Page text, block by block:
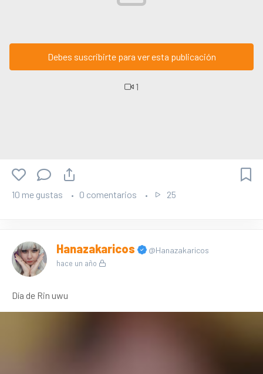
Debes suscribirte para ver esta publicación
1
10 me gustas 0 comentarios 25
Hanazakaricos @Hanazakaricos
hace un año
Día de Rin uwu